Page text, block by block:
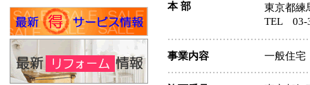
本 部
東京都練
TEL 03-
事業内容 一般住